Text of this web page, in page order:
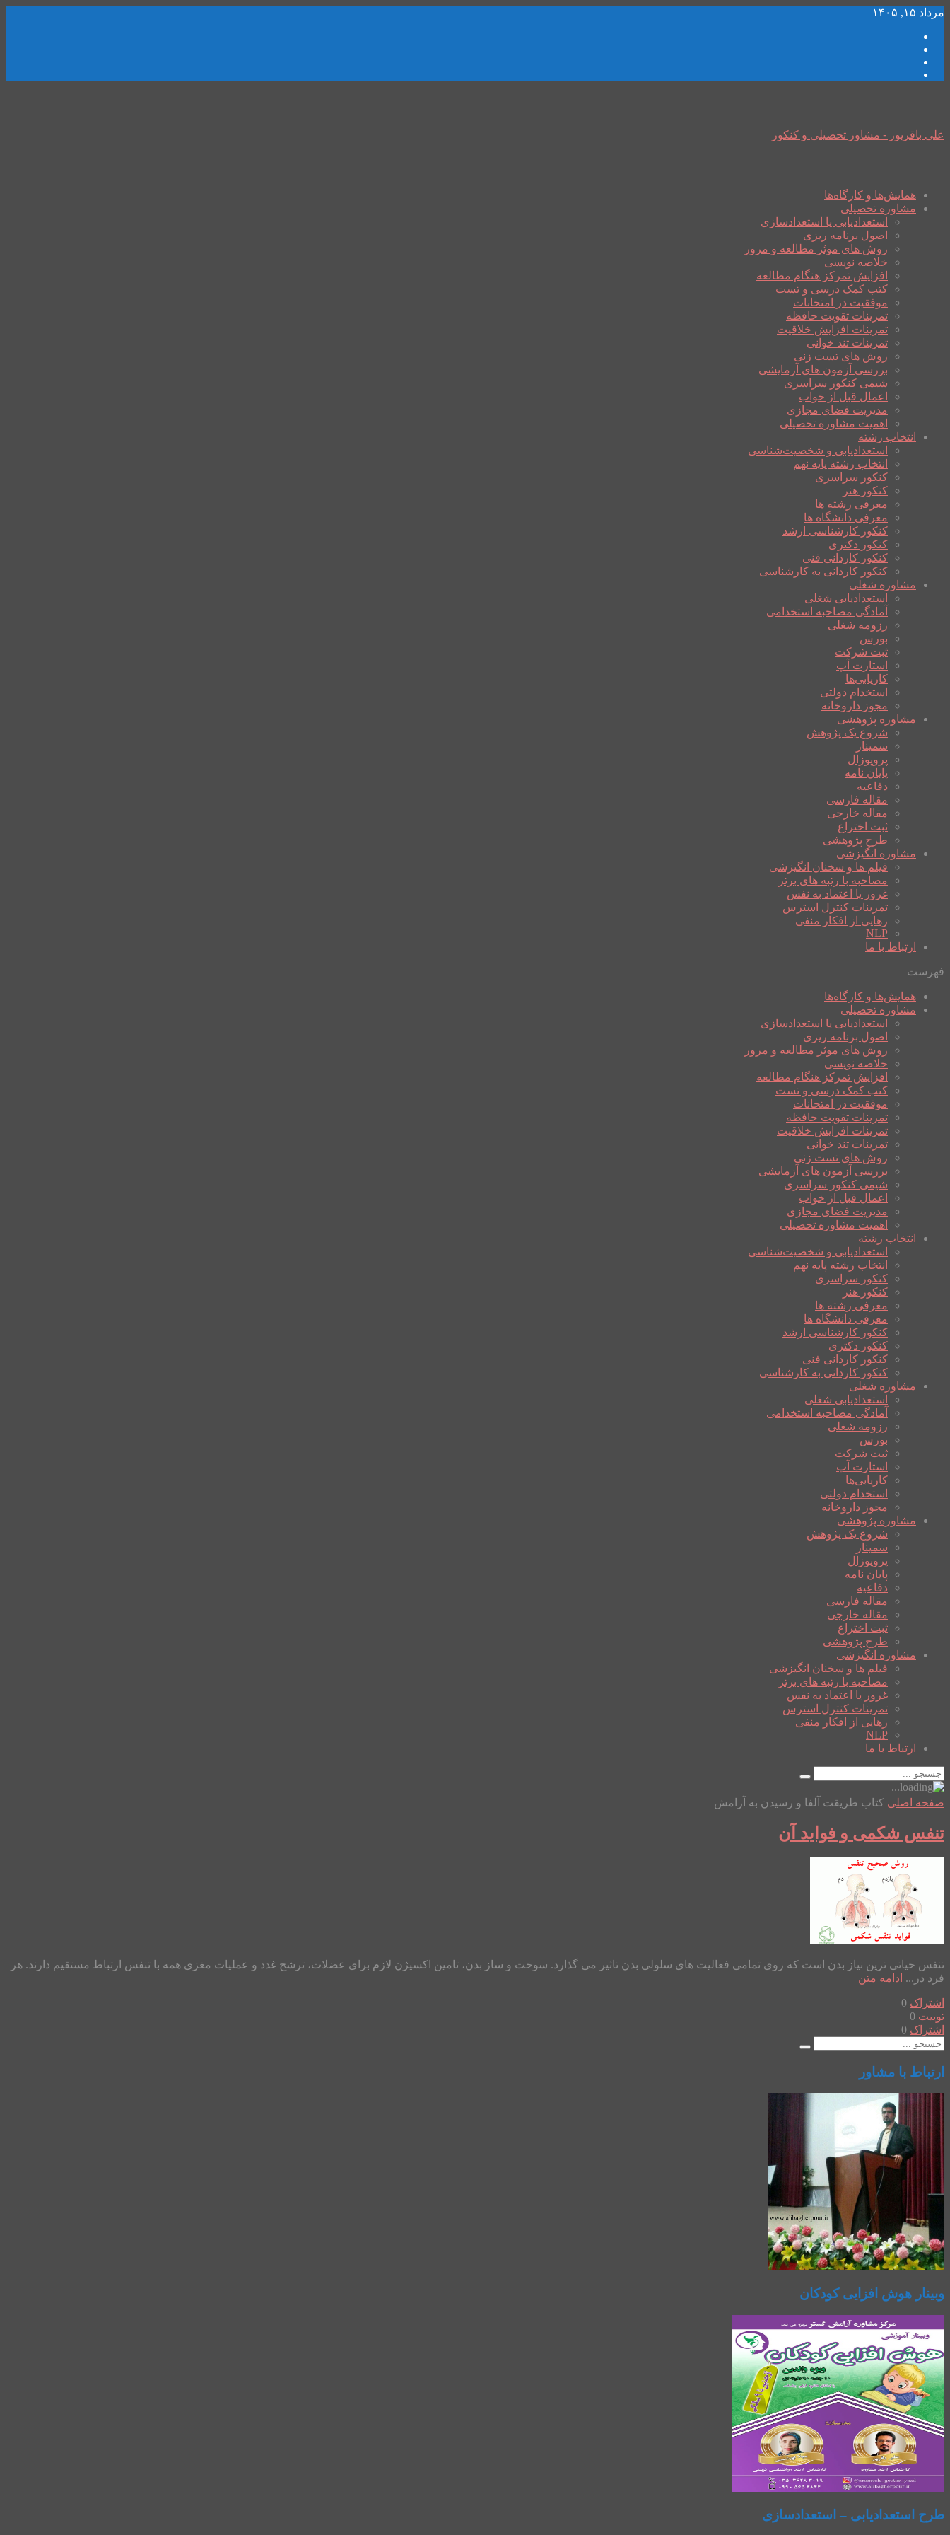
مرداد ۱۵, ۱۴۰۵
علی باقرپور - مشاور تحصیلی و کنکور
همایش‌ها و کارگاه‌ها
مشاوره تحصیلی
استعدادیابی یا استعدادسازی
اصول برنامه ریزی
روش های موثر مطالعه و مرور
خلاصه نویسی
افزایش تمرکز هنگام مطالعه
کتب کمک درسی و تست
موفقیت در امتحانات
تمرینات تقویت حافظه
تمرینات افزایش خلاقیت
تمرینات تند خوانی
روش های تست زنی
بررسی آزمون های آزمایشی
شیمی کنکور سراسری
اعمال قبل از خواب
مدیریت فضای مجازی
اهمیت مشاوره تحصیلی
انتخاب رشته
استعدادیابی و شخصیت‌شناسی
انتخاب رشته پایه نهم
کنکور سراسری
کنکور هنر
معرفی رشته ها
معرفی دانشگاه ها
کنکور کارشناسی ارشد
کنکور دکتری
کنکور کاردانی فنی
کنکور کاردانی به کارشناسی
مشاوره شغلی
استعدادیابی شغلی
آمادگی مصاحبه استخدامی
رزومه شغلی
بورس
ثبت شرکت
استارت آپ
کاریابی‌ها
استخدام دولتی
مجوز داروخانه
مشاوره پژوهشی
شروع یک پژوهش
سمینار
پروپوزال
پایان نامه
دفاعیه
مقاله فارسی
مقاله خارجی
ثبت اختراع
طرح پژوهشی
مشاوره انگیزشی
فیلم ها و سخنان انگیزشی
مصاحبه با رتبه های برتر
غرور یا اعتماد به نفس
تمرینات کنترل استرس
رهایی از افکار منفی
NLP
ارتباط با ما
فهرست
همایش‌ها و کارگاه‌ها
مشاوره تحصیلی
استعدادیابی یا استعدادسازی
اصول برنامه ریزی
روش های موثر مطالعه و مرور
خلاصه نویسی
افزایش تمرکز هنگام مطالعه
کتب کمک درسی و تست
موفقیت در امتحانات
تمرینات تقویت حافظه
تمرینات افزایش خلاقیت
تمرینات تند خوانی
روش های تست زنی
بررسی آزمون های آزمایشی
شیمی کنکور سراسری
اعمال قبل از خواب
مدیریت فضای مجازی
اهمیت مشاوره تحصیلی
انتخاب رشته
استعدادیابی و شخصیت‌شناسی
انتخاب رشته پایه نهم
کنکور سراسری
کنکور هنر
معرفی رشته ها
معرفی دانشگاه ها
کنکور کارشناسی ارشد
کنکور دکتری
کنکور کاردانی فنی
کنکور کاردانی به کارشناسی
مشاوره شغلی
استعدادیابی شغلی
آمادگی مصاحبه استخدامی
رزومه شغلی
بورس
ثبت شرکت
استارت آپ
کاریابی‌ها
استخدام دولتی
مجوز داروخانه
مشاوره پژوهشی
شروع یک پژوهش
سمینار
پروپوزال
پایان نامه
دفاعیه
مقاله فارسی
مقاله خارجی
ثبت اختراع
طرح پژوهشی
مشاوره انگیزشی
فیلم ها و سخنان انگیزشی
مصاحبه با رتبه های برتر
غرور یا اعتماد به نفس
تمرینات کنترل استرس
رهایی از افکار منفی
NLP
ارتباط با ما
صفحه اصلی کتاب طریقت آلفا و رسیدن به آرامش
تنفس شکمی و فواید آن
تنفس حیاتی ترین نیاز بدن است که روی تمامی فعالیت های سلولی بدن تاثیر می گذارد. سوخت و ساز بدن، تامین اکسیژن لازم برای عضلات، ترشح غدد و عملیات مغزی همه با تنفس ارتباط مستقیم دارند. هر
فرد در... ادامه متن
اشتراک 0
توییت 0
اشتراک 0
ارتباط با مشاور
وبینار هوش افزایی کودکان
طرح استعدادیابی – استعدادسازی